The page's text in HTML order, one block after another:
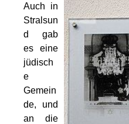
Auch in
Stralsun
d gab
es eine
jüdisch
e
Gemein
de, und
an die